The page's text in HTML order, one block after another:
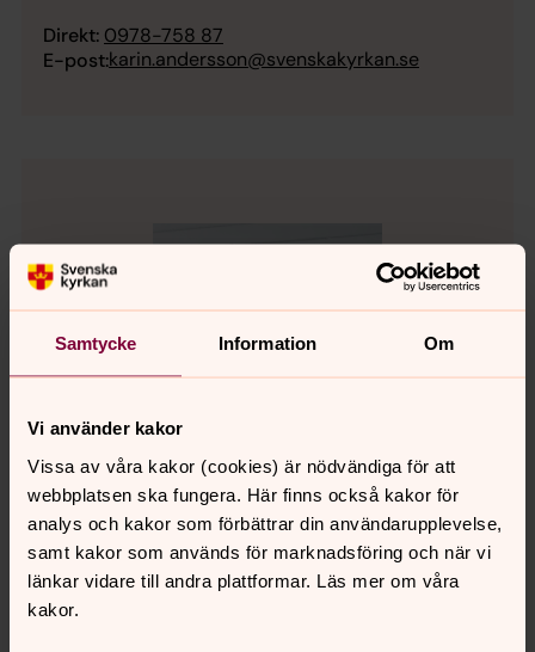
Samtycke Information Om
Vi använder kakor
Vissa av våra kakor (cookies) är nödvändiga för att
webbplatsen ska fungera. Här finns också kakor för
analys och kakor som förbättrar din användarupplevelse,
samt kakor som används för marknadsföring och när vi
länkar vidare till andra plattformar. Läs mer om våra
kakor.
Direkt: 0978-758 87
E-post:karin.andersson@svenskakyrkan.se
Ulrika Esberg
Kantor, Pajala församling